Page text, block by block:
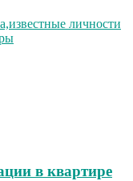
личности
в квартире